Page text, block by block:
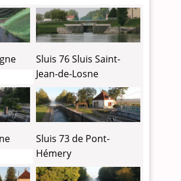
Sluis 76 Sluis Saint-
Jean-de-Losne
Sluis 73 de Pont-
Hémery